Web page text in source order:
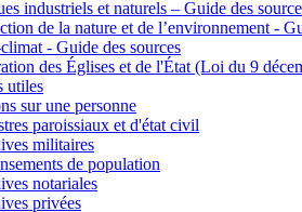
industriels et naturels – Guide des
de la nature et de l’environnement -
- Guide des sources
des Églises et de l'État (Loi du 9
utiles
sur une personne
paroissiaux et d'état civil
militaires
de population
notariales
privées